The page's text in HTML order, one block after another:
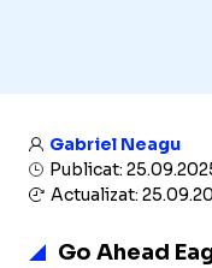
Gabriel Neagu
Publicat:
Actualizat:
Go Ahead